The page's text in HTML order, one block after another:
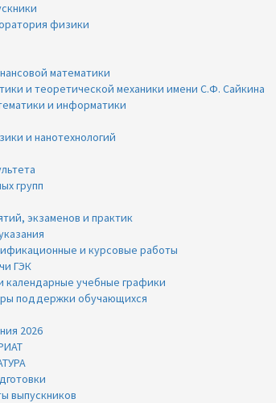
физики
математики
и теоретической механики имени С.Ф. Сайкина
и информатики
и нанотехнологий
групп
экзаменов и практик
и курсовые работы
ГЭК
календарные учебные графики
поддержки обучающихся
2026
выпускников